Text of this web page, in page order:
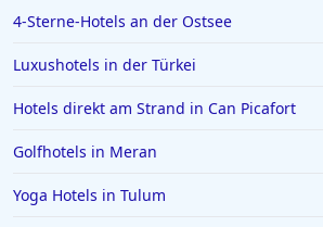
4-Sterne-Hotels an der Ostsee
Luxushotels in der Türkei
Hotels direkt am Strand in Can Picafort
Golfhotels in Meran
Yoga Hotels in Tulum